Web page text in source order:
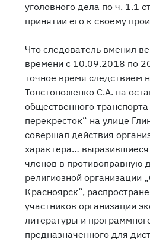
уголовного дела по ч. 1.1
принятии его к своему
Что следователь вменил
времени с 10.09.2018 по
точное время следствием
Толстоноженко С.А. на
общественного
перекресток“ на улице
совершал действия
характера…
членов в противоправную
религиозной организации
Красноярск“,
участников организации
литературы и
предназначенного для